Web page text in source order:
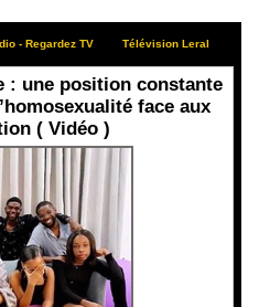
- Regardez TV Télévision Leral
: une position constante
face aux
( Vidéo )